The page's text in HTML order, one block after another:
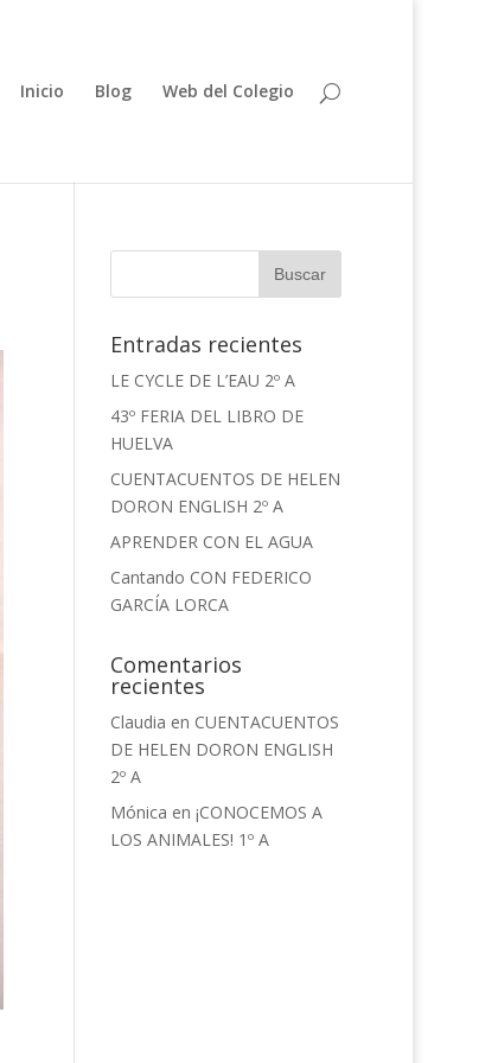
Inicio Blog Web del Colegio
Entradas recientes
LE CYCLE DE L’EAU 2º A
43º FERIA DEL LIBRO DE
HUELVA
CUENTACUENTOS DE HELEN
DORON ENGLISH 2º A
APRENDER CON EL AGUA
Cantando CON FEDERICO
GARCÍA LORCA
Comentarios
recientes
Claudia en CUENTACUENTOS
DE HELEN DORON ENGLISH
2º A
Mónica en ¡CONOCEMOS A
LOS ANIMALES! 1º A